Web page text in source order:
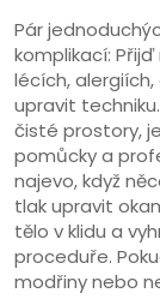
Pár
komplikací:
lécích,
upravit
čisté prostory,
pomůcky a
najevo, když
tlak upravit
tělo v klidu a
proceduře.
modřiny nebo